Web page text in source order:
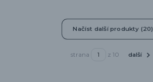
Načíst další produkty (20)
strana z 10 další